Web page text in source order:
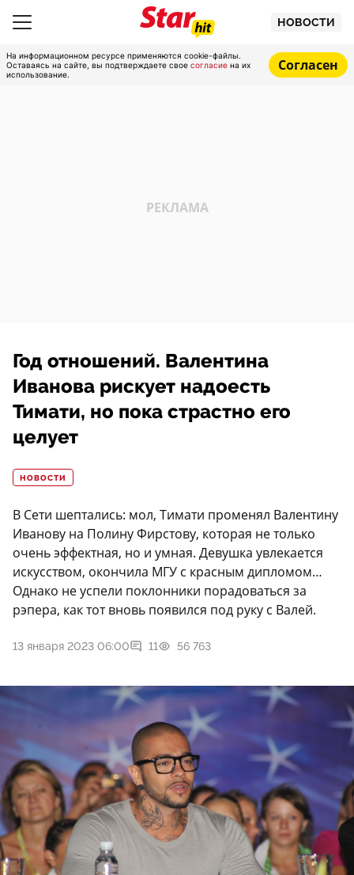
НОВОСТИ
На информационном ресурсе применяются cookie-файлы.
Оставаясь на сайте, вы подтверждаете свое согласие на их
использование.
Согласен
Год отношений. Валентина
Иванова рискует надоесть
Тимати, но пока страстно его
целует
НОВОСТИ
В Сети шептались: мол, Тимати променял Валентину
Иванову на Полину Фирстову, которая не только
очень эффектная, но и умная. Девушка увлекается
искусством, окончила МГУ с красным дипломом…
Однако не успели поклонники порадоваться за
рэпера, как тот вновь появился под руку с Валей.
13 января 2023 06:00 11 56 763